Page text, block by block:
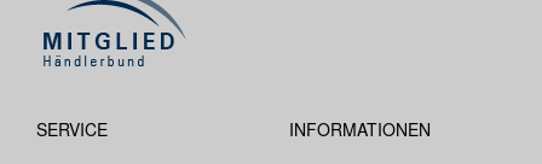
SERVICE
INFORMATIONEN